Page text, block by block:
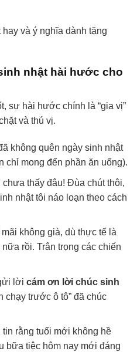
và ý nghĩa dành tặng
nhật hài hước cho
sự hài hước chính là “gia vị”
và thú vị.
không quên ngày sinh nhật
chỉ mong đến phần ăn uống).
chưa thấy đâu! Đùa chút thôi,
nhật tôi náo loạn theo cách
không già, dù thực tế là
rồi. Trân trọng các chiến
lời cám ơn lời chúc sinh
chạy trước ô tô” đã chúc
rằng tuổi mới không hề
bữa tiệc hôm nay mới đáng